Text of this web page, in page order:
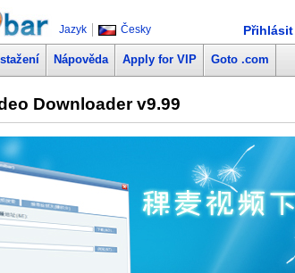
Jazyk Česky
Nápověda Apply for VIP Goto .com
Downloader v9.99